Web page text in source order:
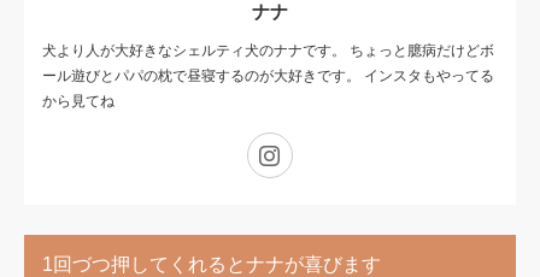
ナナ
犬より人が大好きなシェルティ犬のナナです。 ちょっと臆病だけどボ
ール遊びとパパの枕で昼寝するのが大好きです。 インスタもやってる
から見てね
1回づつ押してくれるとナナが喜びます